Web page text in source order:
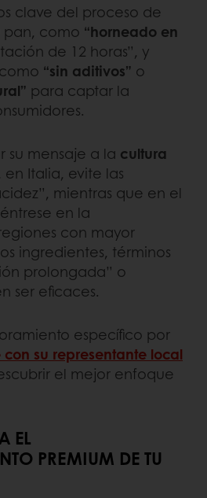
clave del proceso de
como “horneado en
de 12 horas”, y
“sin aditivos” o
para captar la
su mensaje a la cultura
Italia, evite las
mientras que en el
en la
con mayor
ingredientes, términos
prolongada” o
ser eficaces.
específico por
su representante local
el mejor enfoque
EL
PREMIUM DE TU